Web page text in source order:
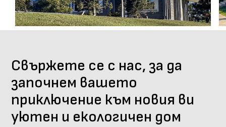
Свържете се с нас, за да
започнем вашето
приключение към новия ви
уютен и екологичен дом